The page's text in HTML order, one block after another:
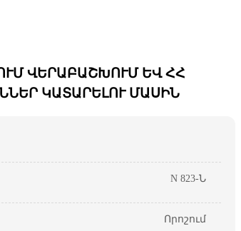
ՎԵՐԱԲԱՇԽՈՒՄ ԵՎ ՀՀ
ԿԱՏԱՐԵԼՈՒ ՄԱՍԻՆ
N 823-Ն
Որոշում